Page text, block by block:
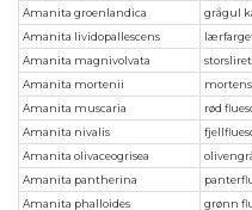
Amanita groenlandica
grågul
Amanita lividopallescens
Amanita magnivolvata
Amanita mortenii
Amanita muscaria
rød
Amanita nivalis
Amanita olivaceogrisea
Amanita pantherina
Amanita phalloides
grønn